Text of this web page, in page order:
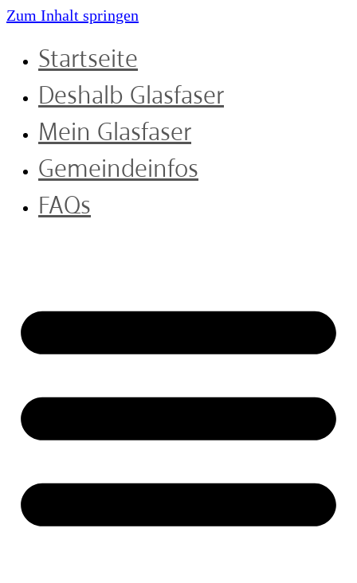
Zum Inhalt springen
Startseite
Deshalb Glasfaser
Mein Glasfaser
Gemeindeinfos
FAQs